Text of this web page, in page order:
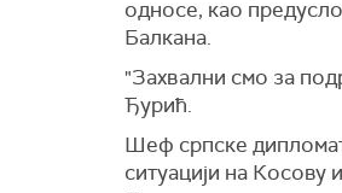
односе, као
Балкана.
"Захвални смо за
Ђурић.
Шеф српске
ситуацији на Косову